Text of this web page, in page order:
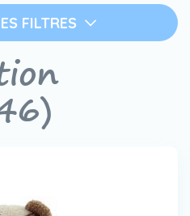
revendeur VIB®
Devenir un revendeur
FILTRES